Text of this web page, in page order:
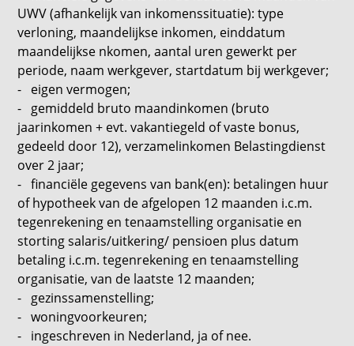
UWV (afhankelijk van inkomenssituatie): type
verloning, maandelijkse inkomen, einddatum
maandelijkse nkomen, aantal uren gewerkt per
periode, naam werkgever, startdatum bij werkgever;
- eigen vermogen;
- gemiddeld bruto maandinkomen (bruto
jaarinkomen + evt. vakantiegeld of vaste bonus,
gedeeld door 12), verzamelinkomen Belastingdienst
over 2 jaar;
- financiële gegevens van bank(en): betalingen huur
of hypotheek van de afgelopen 12 maanden i.c.m.
tegenrekening en tenaamstelling organisatie en
storting salaris/uitkering/ pensioen plus datum
betaling i.c.m. tegenrekening en tenaamstelling
organisatie, van de laatste 12 maanden;
- gezinssamenstelling;
- woningvoorkeuren;
- ingeschreven in Nederland, ja of nee.